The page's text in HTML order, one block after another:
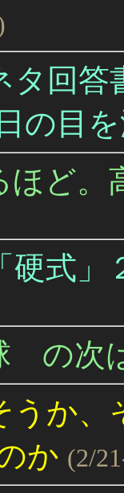
タ回答
の目
ほど。
「硬式
の次
うか、
か (2/